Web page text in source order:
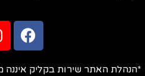
האתר שירות בקליק איננה